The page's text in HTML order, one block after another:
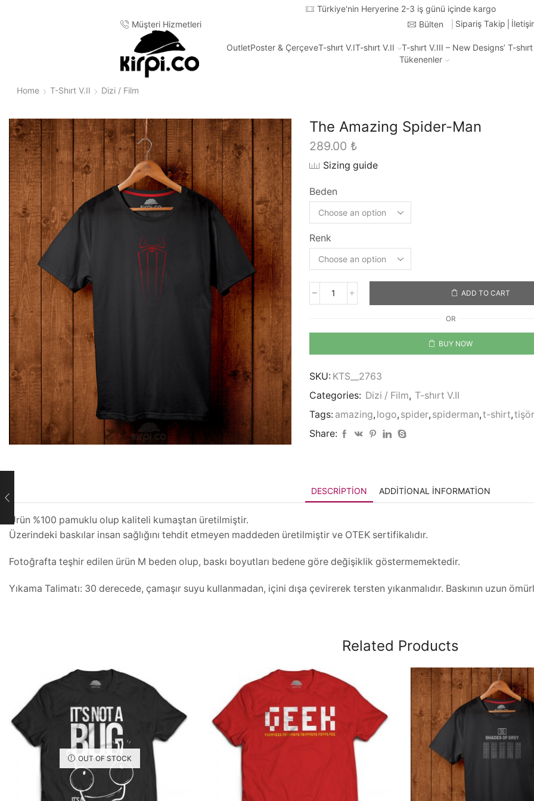
Türkiye'nin Heryerine 2-3 iş günü içinde kargo
Müşteri Hizmetleri
Bülten Sipariş Takip
OutletPoster & ÇerçeveT-shırt V.IT-shırt V.II
T-shırt V.III – New Designs’ T-
Tükenenler
Home T-Shırt V.II Dizi / Film
The Amazing Spider-Man
289.00 ₺
Sizing guide
Beden
Renk
The
Man
ADD TO CART
OR
BUY NOW
SKU: KTS__2763
Categories: Dizi / Film, T-shırt V.II
Tags: amazing, logo, spider, spiderman,t-shirt,
Share:
DESCRIPTION ADDITIONAL INFORMATION
Ürün %100 pamuklu olup kaliteli kumaştan üretilmiştir.
Üzerindeki baskılar insan sağlığını tehdit etmeyen maddeden üretilmiştir ve OTEK sertifikalıdır.
Fotoğrafta teşhir edilen ürün M beden olup, baskı boyutları bedene göre değişiklik göstermemektedir.
Yıkama Talimatı: 30 derecede, çamaşır suyu kullanmadan, içini dışa çevirerek tersten yıkanmalıdır. Baskının uzun
Related Products
OUT OF STOCK